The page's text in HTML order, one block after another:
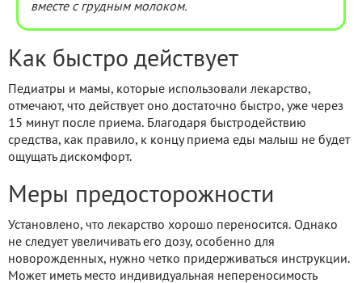
вместе с грудным молоком.
Как быстро действует
Педиатры и мамы, которые использовали лекарство,
отмечают, что действует оно достаточно быстро, уже через
15 минут после приема. Благодаря быстродействию
средства, как правило, к концу приема еды малыш не будет
ощущать дискомфорт.
Меры предосторожности
Установлено, что лекарство хорошо переносится. Однако
не следует увеличивать его дозу, особенно для
новорожденных, нужно четко придерживаться инструкции.
Может иметь место индивидуальная непереносимость